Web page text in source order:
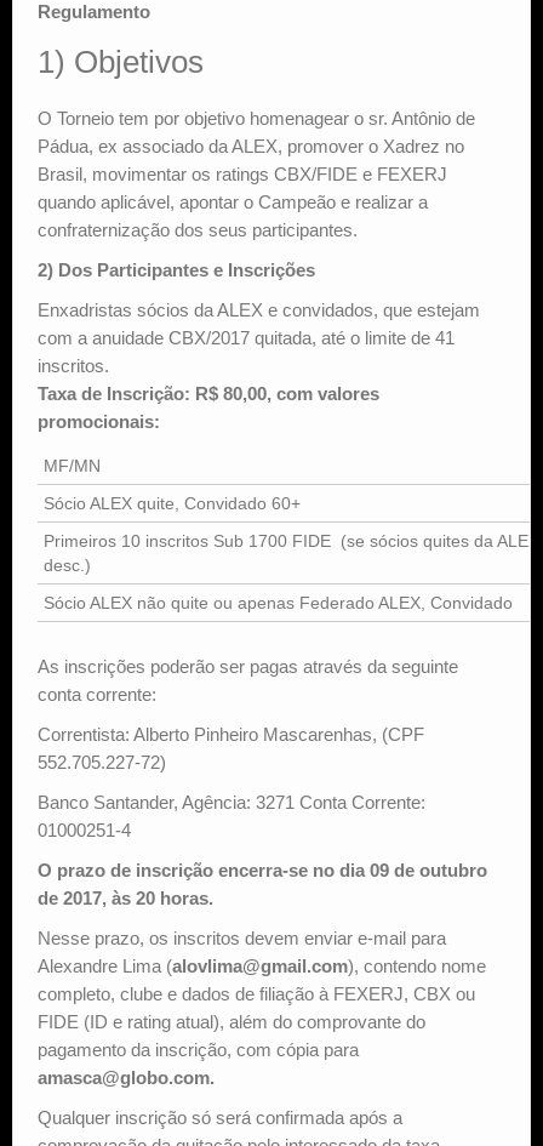
Regulamento
1) Objetivos
O Torneio tem por objetivo homenagear o sr. Antônio de
Pádua, ex associado da ALEX, promover o Xadrez no
Brasil, movimentar os ratings CBX/FIDE e FEXERJ
quando aplicável, apontar o Campeão e realizar a
confraternização dos seus participantes.
2) Dos Participantes e Inscrições
Enxadristas sócios da ALEX e convidados, que estejam
com a anuidade CBX/2017 quitada, até o limite de 41
inscritos.
Taxa de Inscrição: R$ 80,00, com valores
promocionais:
MF/MN
Sócio ALEX quite, Convidado 60+
Primeiros 10 inscritos Sub 1700 FIDE (se sócios quites da ALEX
desc.)
Sócio ALEX não quite ou apenas Federado ALEX, Convidado
As inscrições poderão ser pagas através da seguinte
conta corrente:
Correntista: Alberto Pinheiro Mascarenhas, (CPF
552.705.227-72)
Banco Santander, Agência: 3271 Conta Corrente:
01000251-4
O prazo de inscrição encerra-se no dia 09 de outubro
de 2017, às 20 horas.
Nesse prazo, os inscritos devem enviar e-mail para
Alexandre Lima (alovlima@gmail.com), contendo nome
completo, clube e dados de filiação à FEXERJ, CBX ou
FIDE (ID e rating atual), além do comprovante do
pagamento da inscrição, com cópia para
amasca@globo.com.
Qualquer inscrição só será confirmada após a